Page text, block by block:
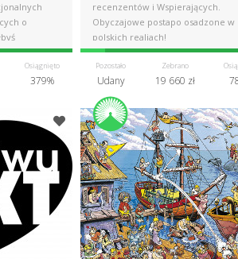
o
Osiągnięto
379%
recenzentów i Wspierających.
Obyczajowe postapo osadzone w
polskich realiach!
Pozostało
Udany
Zebrano
19 660 zł